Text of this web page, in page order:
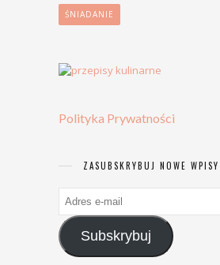
ŚNIADANIE
Polityka Prywatności
ZASUBSKRYBUJ NOWE
Adres
e-
mail Subskrybuj